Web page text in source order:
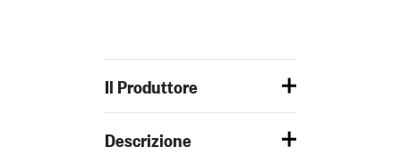
Il Produttore
Descrizione